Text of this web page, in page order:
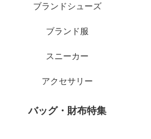
ブランドシューズ
ブランド服
スニーカー
アクセサリー
バッグ・財布特集